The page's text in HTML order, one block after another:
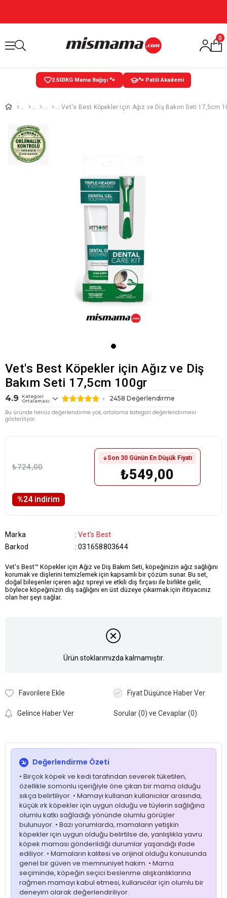
0
2.504KG Mama Bağışı 🐾 🐾 Patili Akademi
Vet's Best Köpekler için Ağız ve Diş Bakım Seti 17,5cm
Vet's Best Köpekler için Ağız ve Diş
Bakım Seti 17,5cm 100gr
4.9
Kategori
Ortalaması
2458 Değerlendirme
Bu üründe henüz değerlendirme yok, ortalama kategori değerlendirmesi
gösteriliyor.
%24 i̇ndirim
₺724,00
Son 30 Günün En Düşük Fiyatı
₺549,00
Marka : Vet's Best
Barkod
: 031658803644
Vet's Best™ Köpekler için Ağız ve Diş Bakım Seti, köpeğinizin ağız sağlığını
korumak ve dişlerini temizlemek için kapsamlı bir çözüm sunar. Bu set,
doğal bileşenler içeren ağız spreyi ve etkili diş fırçası ile birlikte gelir,
böylece köpeğinizin diş sağlığını en üst düzeye çıkarmak için ihtiyacınız
olan her şeyi sağlar.
Ürün stoklarımızda kalmamıştır.
Favorilere Ekle Fiyat Düşünce Haber Ver
Gelince Haber Ver Sorular (0) ve Cevaplar (0)
Değerlendirme Özeti
• Birçok köpek ve kedi tarafından severek tüketilen,
özellikle somonlu içeriğiyle öne çıkan bir mama olduğu
sıkça belirtiliyor. • Mamayı kullanan kullanıcılar arasında,
küçük ırk köpekler için uygun olduğu ve tüylerin sağlığına
olumlu katkı sağladığı yönünde olumlu görüşler
bulunuyor. • Bazı yorumlarda, mamaların yetişkin
köpekler için uygun olduğu belirtilse de, yanlışlıkla yavru
köpek maması gönderildiği durumlar yaşandığı ifade
ediliyor. • Mamaların kalitesi ve orijinal olduğu konusunda
genel bir güven ve memnuniyet hakim. • Mama
seçiminde, köpeğin seçici beslenme alışkanlıklarına
rağmen mamayı kabul etmesi, kullanıcılar için olumlu bir
deneyim olarak değerlendiriliyor.